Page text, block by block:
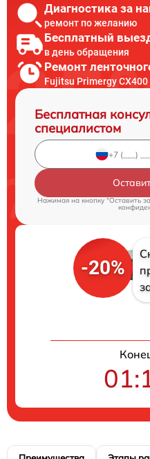
Диагностика за
ремонт по желанию
Бесплатный
в день обращения
Ремонт
Fujitsu Primergy
Бесплатная
специалистом
Нажимая на кнопку "Оставить
-20%